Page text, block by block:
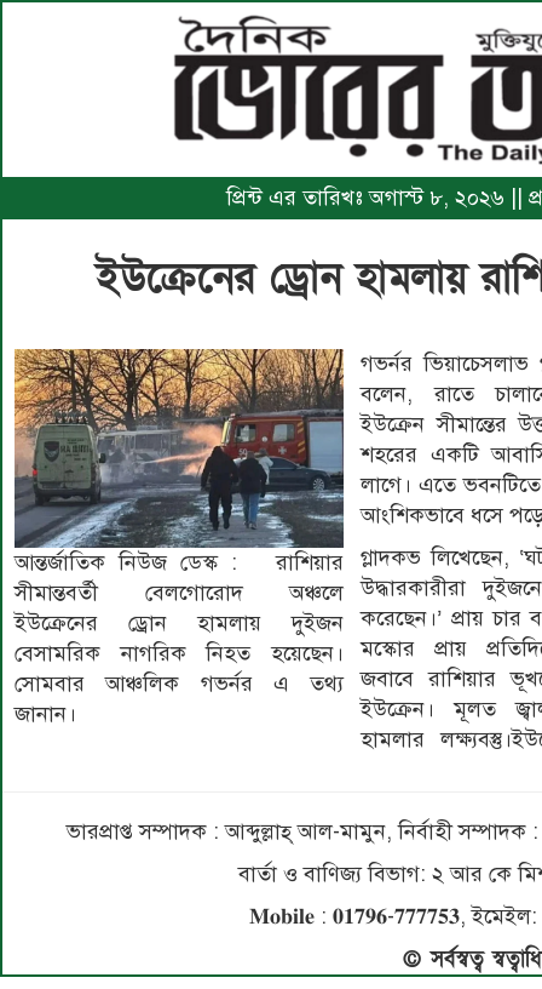
প্রিন্ট এর তারিখঃ অগাস্ট ৮, ২০২৬ ||
ইউক্রেনের ড্রোন হামলায়
আন্তর্জাতিক নিউজ ডেস্ক : রাশিয়ার
সীমান্তবর্তী বেলগোরোদ অঞ্চলে
ইউক্রেনের ড্রোন হামলায় দুইজন
বেসামরিক নাগরিক নিহত হয়েছেন।
সোমবার আঞ্চলিক গভর্নর এ তথ্য
জানান।
গভর্নর ভিয়াচেসলাভ
বলেন, রাতে
ইউক্রেন সীমান্তের
শহরের একটি
লাগে। এতে
আংশিকভাবে ধসে
গ্লাদকভ লিখেছেন,
উদ্ধারকারীরা
করেছেন।’ প্রায় চার
মস্কোর প্রায়
জবাবে রাশিয়ার
ইউক্রেন। মূলত
হামলার
ভারপ্রাপ্ত সম্পাদক : আব্দুল্লাহ্ আল-মামুন, নির্বাহী
বার্তা ও বাণিজ্য বিভাগ: ২ আর কে
𝐌𝐨𝐛𝐢𝐥𝐞 : 𝟎𝟏𝟕𝟗𝟔-𝟕𝟕𝟕𝟕𝟓𝟑,
© সর্বস্বত্ব